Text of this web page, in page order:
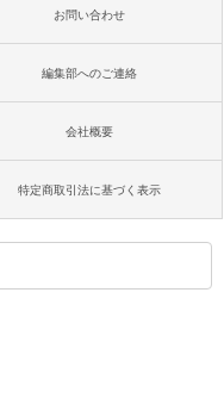
お問い合わせ
編集部へのご連絡
会社概要
特定商取引法に基づく表示